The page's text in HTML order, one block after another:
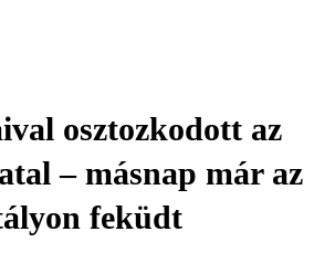
osztozkodott az
– másnap már az
feküdt